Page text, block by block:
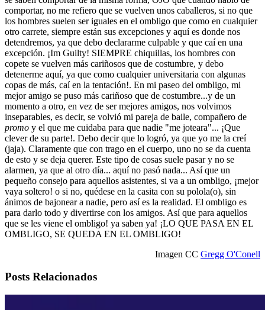
comportar, no me refiero que se vuelven unos caballeros, si no que
los hombres suelen ser iguales en el ombligo que como en cualquier
otro carrete, siempre están sus excepciones y aquí es donde nos
detendremos, ya que debo declararme culpable y que caí en una
excepción. ¡Im Guilty! SIEMPRE chiquillas, los hombres con
copete se vuelven más cariñosos que de costumbre, y debo
detenerme aquí, ya que como cualquier universitaria con algunas
copas de más, caí en la tentación!. En mi paseo del ombligo, mi
mejor amigo se puso más cariñoso que de costumbre...y de un
momento a otro, en vez de ser mejores amigos, nos volvimos
inseparables, es decir, se volvió mi pareja de baile, compañero de
promo y el que me cuidaba para que nadie "me joteara"... ¡Que
clever de su parte!. Debo decir que lo logró, ya que yo me la creí
(jaja). Claramente que con trago en el cuerpo, uno no se da cuenta
de esto y se deja querer. Este tipo de cosas suele pasar y no se
alarmen, ya que al otro día... aquí no pasó nada... Así que un
pequeño consejo para aquellos asistentes, si va a un ombligo, ¡mejor
vaya soltero! o si no, quédese en la casita con su polola(o), sin
ánimos de bajonear a nadie, pero así es la realidad. El ombligo es
para darlo todo y divertirse con los amigos. Así que para aquellos
que se les viene el ombligo! ya saben ya! ¡LO QUE PASA EN EL
OMBLIGO, SE QUEDA EN EL OMBLIGO!
Imagen CC Gregg O'Conell
Posts Relacionados